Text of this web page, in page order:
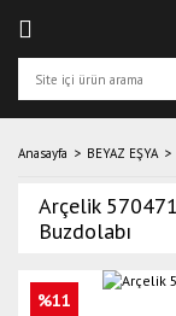
Anasayfa BEYAZ EŞYA
Arçelik
Buzdolabı
%11